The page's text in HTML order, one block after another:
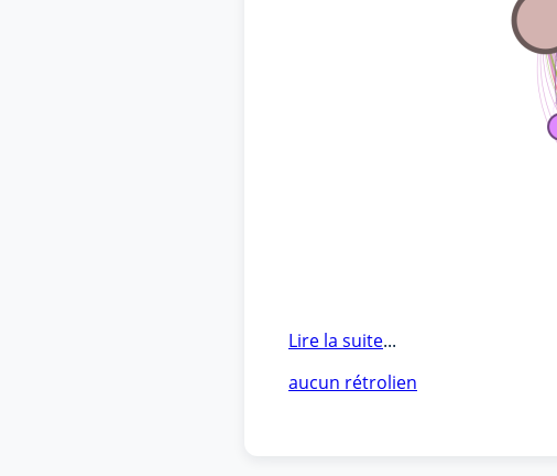
Lire la suite...
aucun rétrolien